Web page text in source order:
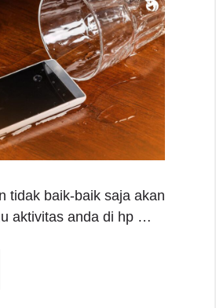
tidak baik-baik saja akan
aktivitas anda di hp …